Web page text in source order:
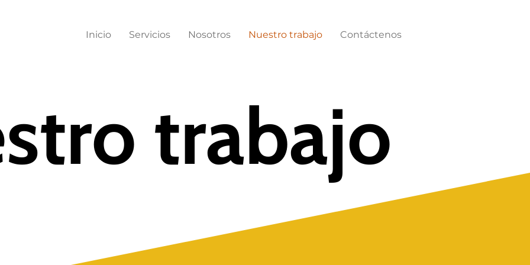
Inicio Servicios Nosotros Nuestro trabajo Contáctenos
trabajo